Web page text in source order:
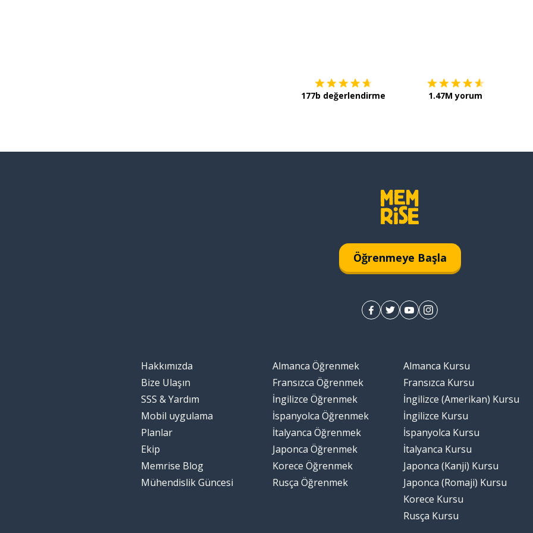
177b değerlendirme 1.47M yorum
Öğrenmeye Başla
Hakkımızda
Bize Ulaşın
SSS & Yardım
Mobil uygulama
Planlar
Ekip
Memrise Blog
Mühendislik Güncesi
Almanca Öğrenmek
Fransızca Öğrenmek
İngilizce Öğrenmek
İspanyolca Öğrenmek
İtalyanca Öğrenmek
Japonca Öğrenmek
Korece Öğrenmek
Rusça Öğrenmek
Almanca Kursu
Fransızca Kursu
İngilizce (Amerikan) Kursu
İngilizce Kursu
İspanyolca Kursu
İtalyanca Kursu
Japonca (Kanji) Kursu
Japonca (Romaji) Kursu
Korece Kursu
Rusça Kursu